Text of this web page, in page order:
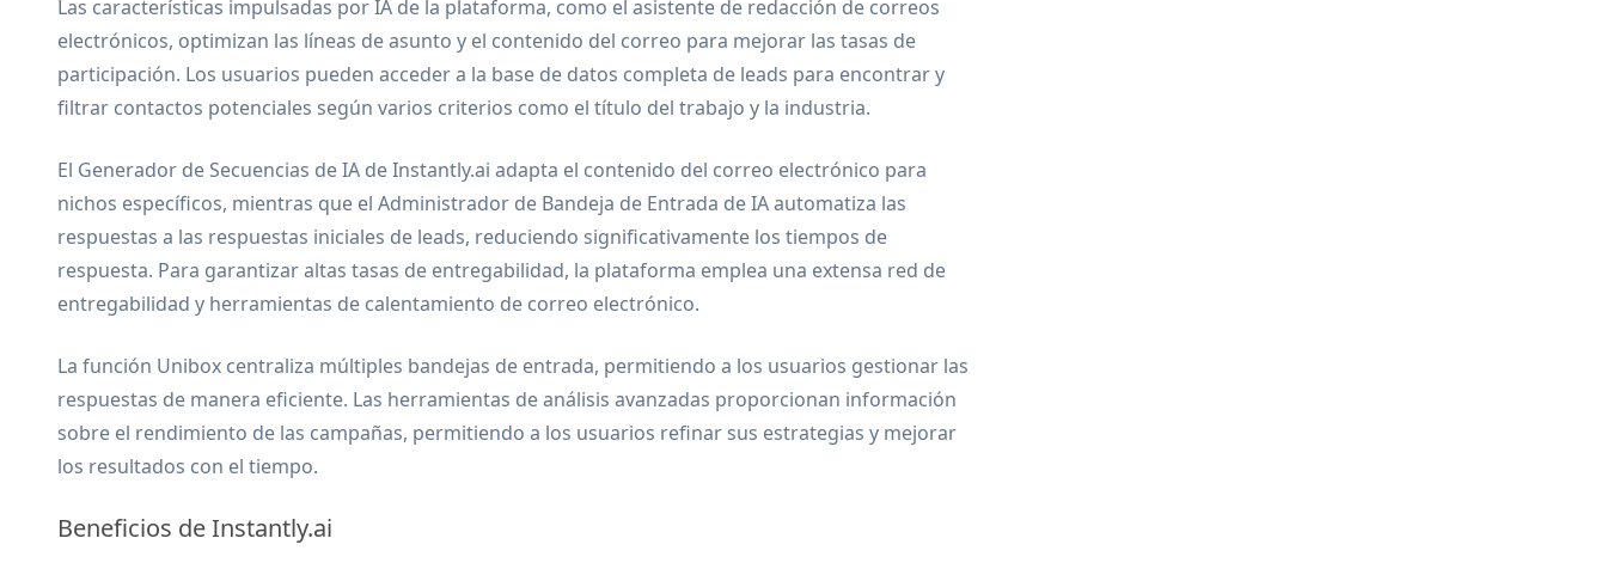
Las características impulsadas por IA de la plataforma, como el asistente de redacción de correos
electrónicos, optimizan las líneas de asunto y el contenido del correo para mejorar las tasas de
participación. Los usuarios pueden acceder a la base de datos completa de leads para encontrar y
filtrar contactos potenciales según varios criterios como el título del trabajo y la industria.
El Generador de Secuencias de IA de Instantly.ai adapta el contenido del correo electrónico para
nichos específicos, mientras que el Administrador de Bandeja de Entrada de IA automatiza las
respuestas a las respuestas iniciales de leads, reduciendo significativamente los tiempos de
respuesta. Para garantizar altas tasas de entregabilidad, la plataforma emplea una extensa red de
entregabilidad y herramientas de calentamiento de correo electrónico.
La función Unibox centraliza múltiples bandejas de entrada, permitiendo a los usuarios gestionar las
respuestas de manera eficiente. Las herramientas de análisis avanzadas proporcionan información
sobre el rendimiento de las campañas, permitiendo a los usuarios refinar sus estrategias y mejorar
los resultados con el tiempo.
Beneficios de Instantly.ai